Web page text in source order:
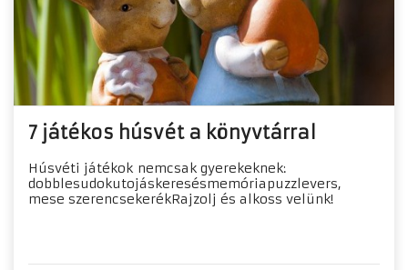
7 játékos húsvét a könyvtárral
Húsvéti játékok nemcsak gyerekeknek:
dobblesudokutojáskeresésmemóriapuzzlevers,
mese szerencsekerékRajzolj és alkoss velünk!